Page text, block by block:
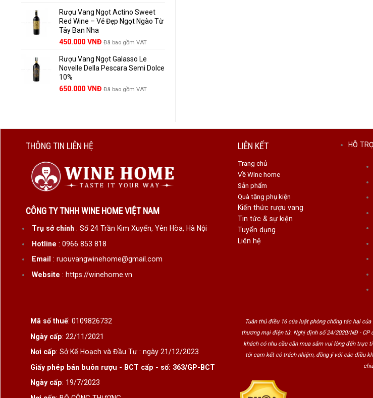
là:
1.529.000 VNĐ.
tại
là:
Rượu Vang Ngọt Actino Sweet
Red Wine – Vẻ Đẹp Ngọt Ngào Từ
Tây Ban Nha
450.000 VNĐ Đã bao gồm VAT
Rượu Vang Ngọt Galasso Le
Novelle Della Pescara Semi Dolce
10%
650.000 VNĐ Đã bao gồm VAT
THÔNG TIN LIÊN HỆ
CÔNG TY TNHH WINE HOME VIỆT NAM
Trụ sở chính : Số 24 Trần Kim Xuyến, Yên Hòa, Hà Nội
Hotline : 0966 853 818
Email : ruouvangwinehome@gmail.com
Website : https://winehome.vn
LIÊN KẾT
Trang chủ
Về Wine home
Sản phẩm
Quà tặng phụ kiện
Kiến thức rượu vang
Tin tức & sự kiện
Tuyển dụng
Liên hệ
HỖ
Mã số thuế: 0109826732
Ngày cấp: 22/11/2021
Nơi cấp: Sở Kế Hoạch và Đầu Tư : ngày 21/12/2023
Giấy phép bán buôn rượu - BCT cấp - số: 363/GP-BCT
Ngày cấp: 19/7/2023
Tuân thủ điều 16 của luật phòng chống tác hại
thương mại điện tử. Nghị định số 24/2020/NĐ - CP
khách có nhu cầu cần mua sắm vui lòng đến trực
tôi cam kết có trách nhiệm, đồng ý với các điều